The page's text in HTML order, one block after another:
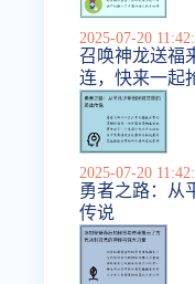
2025-07-20
召唤神龙送福
连，快来一起
2025-07-20
勇者之路：从
传说